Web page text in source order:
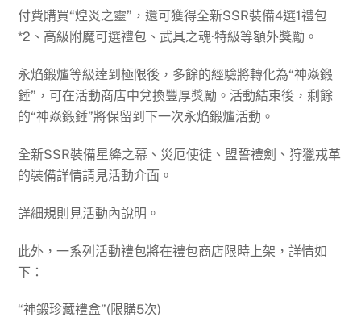
付費購買“煌炎之靈”，還可獲得全新SSR裝備4選1禮包
*2、高級附魔可選禮包、武具之魂·特級等額外獎勵。
永焰鍛爐等級達到極限後，多餘的經驗將轉化為“神焱鍛
錘”，可在活動商店中兌換豐厚獎勵。活動結束後，剩餘
的“神焱鍛錘”將保留到下一次永焰鍛爐活動。
全新SSR裝備星絳之幕、災厄使徒、盟誓禮劍、狩獵戎革
的裝備詳情請見活動介面。
詳細規則見活動內說明。
此外，一系列活動禮包將在禮包商店限時上架，詳情如
下：
“神鍛珍藏禮盒”(限購5次)